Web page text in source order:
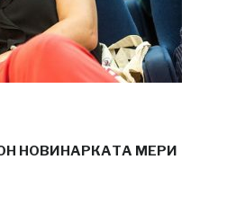
НОВИНАРКАТА МЕРИ